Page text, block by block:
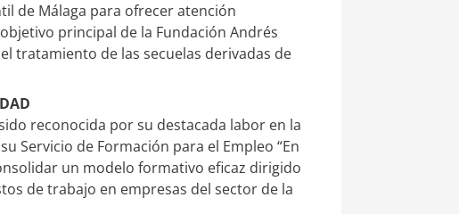
de Málaga para ofrecer atención
principal de la Fundación Andrés
tratamiento de las secuelas derivadas de
reconocida por su destacada labor en la
Servicio de Formación para el Empleo “En
un modelo formativo eficaz dirigido
de trabajo en empresas del sector de la